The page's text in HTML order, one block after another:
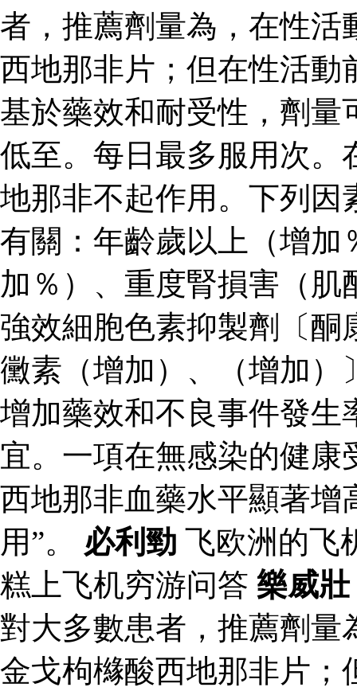
者，推薦劑量為，在性活
西地那非片；但在性活動
基於藥效和耐受性，劑量
低至。每日最多服用次。
地那非不起作用。下列因
有關：年齡歲以上（增加
加％）、重度腎損害（
強效細胞色素抑製劑〔酮
黴素（增加）、（增加）
增加藥效和不良事件發生
宜。一項在無感染的健
西地那非血藥水平顯著增
用”。 必利勁 飞欧洲的飞
糕上飞机穷游问答 樂威壯
對大多數患者，推薦劑量
金戈枸櫞酸西地那非片；